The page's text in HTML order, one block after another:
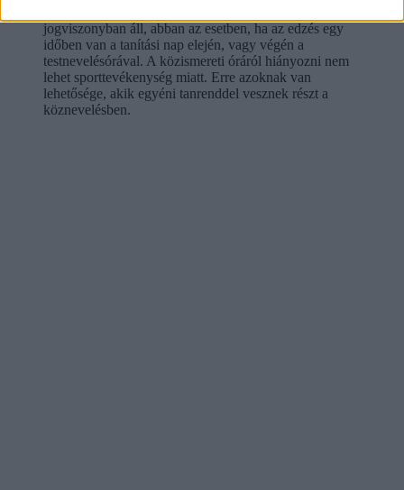
jogviszonyban áll, abban az esetben, ha az edzés egy
időben van a tanítási nap elején, vagy végén a
testnevelésórával. A közismereti óráról hiányozni nem
lehet sporttevékenység miatt. Erre azoknak van
lehetősége, akik egyéni tanrenddel vesznek részt a
köznevelésben.